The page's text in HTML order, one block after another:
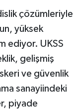
çözümleriyle
yüksek
ediyor. UKSS
gelişmiş
ve güvenlik
sanayiindeki
piyade